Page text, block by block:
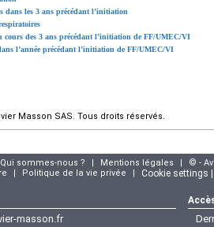
dans les 3 ans précédant l’initiation
cours des 3 ans précédant l’initiation de FF/UMEC/VI
l’année précédant l’initiation de FF/UMEC/VI
Masson SAS. Tous droits réservés.
Qui sommes-nous ? | Mentions légales |
© -
| Politique de la vie privée | Cookie settings
masson.fr